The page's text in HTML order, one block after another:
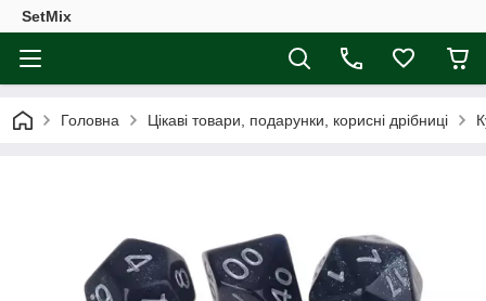
SetMix
Головна Цікаві товари, подарунки, корисні дрібниці